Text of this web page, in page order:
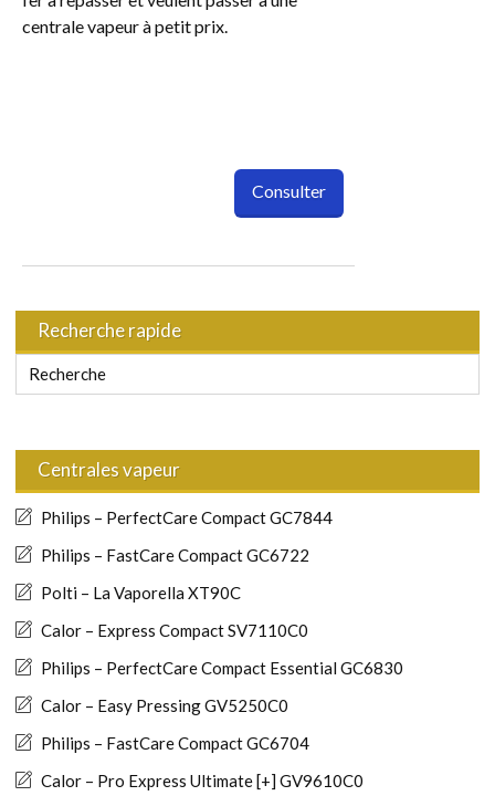
centrale vapeur à petit prix.
Consulter
Recherche rapide
Centrales vapeur
Philips – PerfectCare Compact GC7844
Philips – FastCare Compact GC6722
Polti – La Vaporella XT90C
Calor – Express Compact SV7110C0
Philips – PerfectCare Compact Essential GC6830
Calor – Easy Pressing GV5250C0
Philips – FastCare Compact GC6704
Calor – Pro Express Ultimate [+] GV9610C0